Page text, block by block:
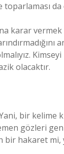
da
karar vermek
olacaktır.
bir kelime
gözleri
hakaret mi,